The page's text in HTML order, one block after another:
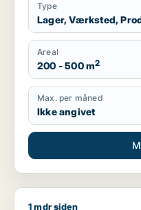
Type
Lager, Værksted,
Areal
200 - 500 m2
Max. per måned
Ikke angivet
Jeg søger lager til leje i
1 mdr siden